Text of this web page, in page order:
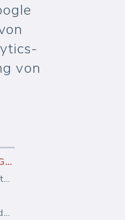
von
Neue Marketing-Vorlage — GA4 Verkehr (Bericht)
Automatisierte Berichterstattung
Daten an Google Sheets senden